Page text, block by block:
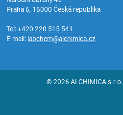
Praha 6, 16000Česká republika
Tel:+420 220 515 541
E-mail: labchem@alchimica.cz
© 2026 ALCHIMICA s.r.o.